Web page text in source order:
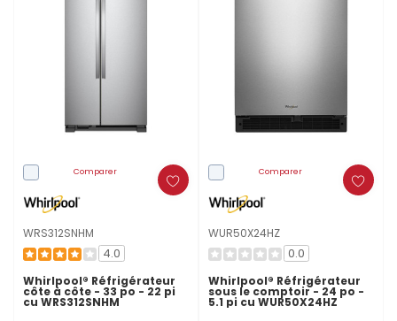
Comparer
WRS312SNHM
4.0
Whirlpool® Réfrigérateur
côte à côte - 33 po - 22 pi
cu WRS312SNHM
Comparer
WUR50X24HZ
0.0
Whirlpool® Réfrigérateur
sous le comptoir - 24 po -
5.1 pi cu WUR50X24HZ